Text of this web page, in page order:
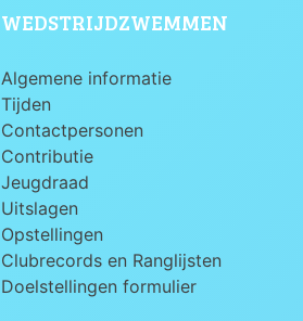
WEDSTRIJDZWEMMEN
Algemene informatie
Tijden
Contactpersonen
Contributie
Jeugdraad
Uitslagen
Opstellingen
Clubrecords en Ranglijsten
Doelstellingen formulier